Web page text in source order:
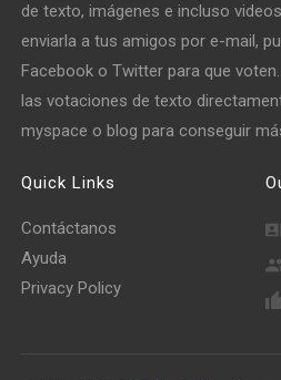
de texto, imágenes e incluso
enviarla a tus amigos por e-mail,
Facebook o Twitter para que
las votaciones de texto
myspace o blog para conseguir
Quick Links
Contáctanos
Ayuda
Privacy Policy